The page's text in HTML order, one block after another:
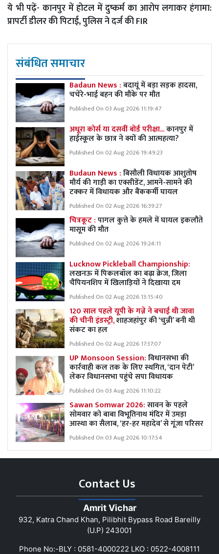
ये भी पढ़ें- कानपुर में होटल में दुष्कर्म का आरोप लगाकर हंगामा:
प्रापर्टी डीलर की पिटाई, पुलिस ने दर्ज की FIR
संबंधित समाचार
Badaun News :बदायूं में बड़ा सड़क हादसा,
चचेरे-भाई बहन की मौके पर मौत
Published On 03 Aug 2026 11:19:47
अधूरा कोर्स या दसवीं बोर्ड परीक्षा...कानपुर में
हाईस्कूल के छात्र ने क्यों की आत्महत्या?
Published On 02 Aug 2026 19:49:23
Budaun News :बिसौली विधायक आशुतोष
मौर्य की गाड़ी का एक्सीडेंट, आमने-सामने की
टक्कर में विधायक और बैंककर्मी घायल
Published On 02 Aug 2026 16:39:27
चित्रकूट :पागल कुत्ते के हमले में घायल इकलौते
मासूम की मौत
Published On 02 Aug 2026 19:24:11
Lucknow Pickleball Championship:
लखनऊ में पिकलबॉल का बढ़ा क्रेज, जिला
चैंपियनशिप में खिलाड़ियों ने दिखाया दम
Published On 02 Aug 2026 13:15:40
120 साल पहले यूपी के गन्ने ने बचाई थी जावा
की चीनी इंडस्ट्री,शाहजहांपुर की ‘चुन्नी’ बनी थी
संकट का हल
Published On 02 Aug 2026 17:37:07
UP Monsoon Session:विधानसभा की
कार्रवाही कल तक के लिए स्थगित, ‘दान पेटी’
लेकर विधानसभा पहुंचे सपा विधायक
Published On 03 Aug 2026 11:10:22
Sawan Somwar 2026:सावन के पहले
सोमवार को बाबा विभूतिनाथ मंदिर में उमड़ा
आस्था का सैलाब, ‘हर-हर महादेव’ से गूंजा परिसर
Published On 03 Aug 2026 10:17:54
Contact Us
Amrit Vichar
932, Katra Chand Khan, Pilibhit Bypass Road Bareilly
(U.P) 243001
Phone No:-BLY : 0581-4000222 LKO : 0522-4008111